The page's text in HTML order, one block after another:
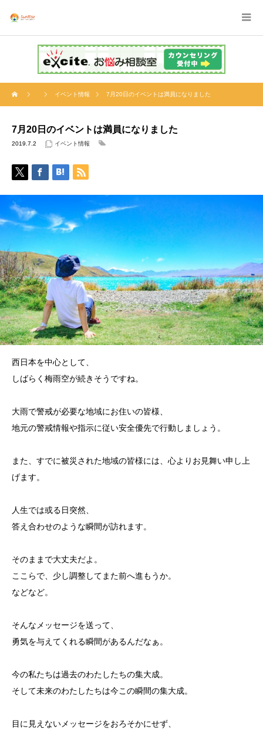
イベント情報 7月20日のイベントは満員になりました
7月20日のイベントは満員になりました
2019.7.2 イベント情報
西日本を中心として、
しばらく梅雨空が続きそうですね。
大雨で警戒が必要な地域にお住いの皆様、
地元の警戒情報や指示に従い安全優先で行動しましょう。
また、すでに被災された地域の皆様には、心よりお見舞い申し上
げます。
人生では或る日突然、
答え合わせのような瞬間が訪れます。
そのままで大丈夫だよ。
ここらで、少し調整してまた前へ進もうか。
などなど。
そんなメッセージを送って、
勇気を与えてくれる瞬間があるんだなぁ。
今の私たちは過去のわたしたちの集大成。
そして未来のわたしたちは今この瞬間の集大成。
目に見えないメッセージをおろそかにせず、